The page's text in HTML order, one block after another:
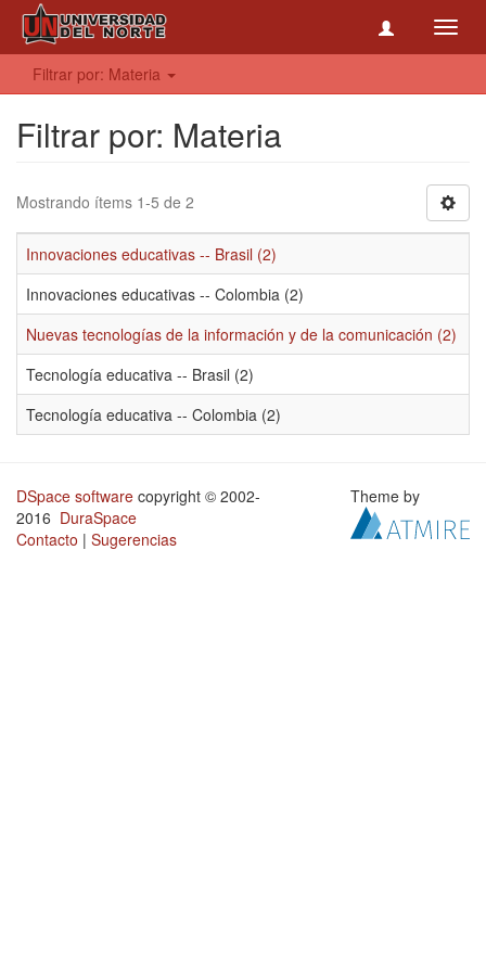
Filtrar por: Materia
Filtrar por: Materia
Mostrando ítems 1-5 de 2
Innovaciones educativas -- Brasil (2)
Innovaciones educativas -- Colombia (2)
Nuevas tecnologías de la información y de la comunicación (2)
Tecnología educativa -- Brasil (2)
Tecnología educativa -- Colombia (2)
DSpace software copyright © 2002-
2016 DuraSpace
Contacto | Sugerencias
Theme by